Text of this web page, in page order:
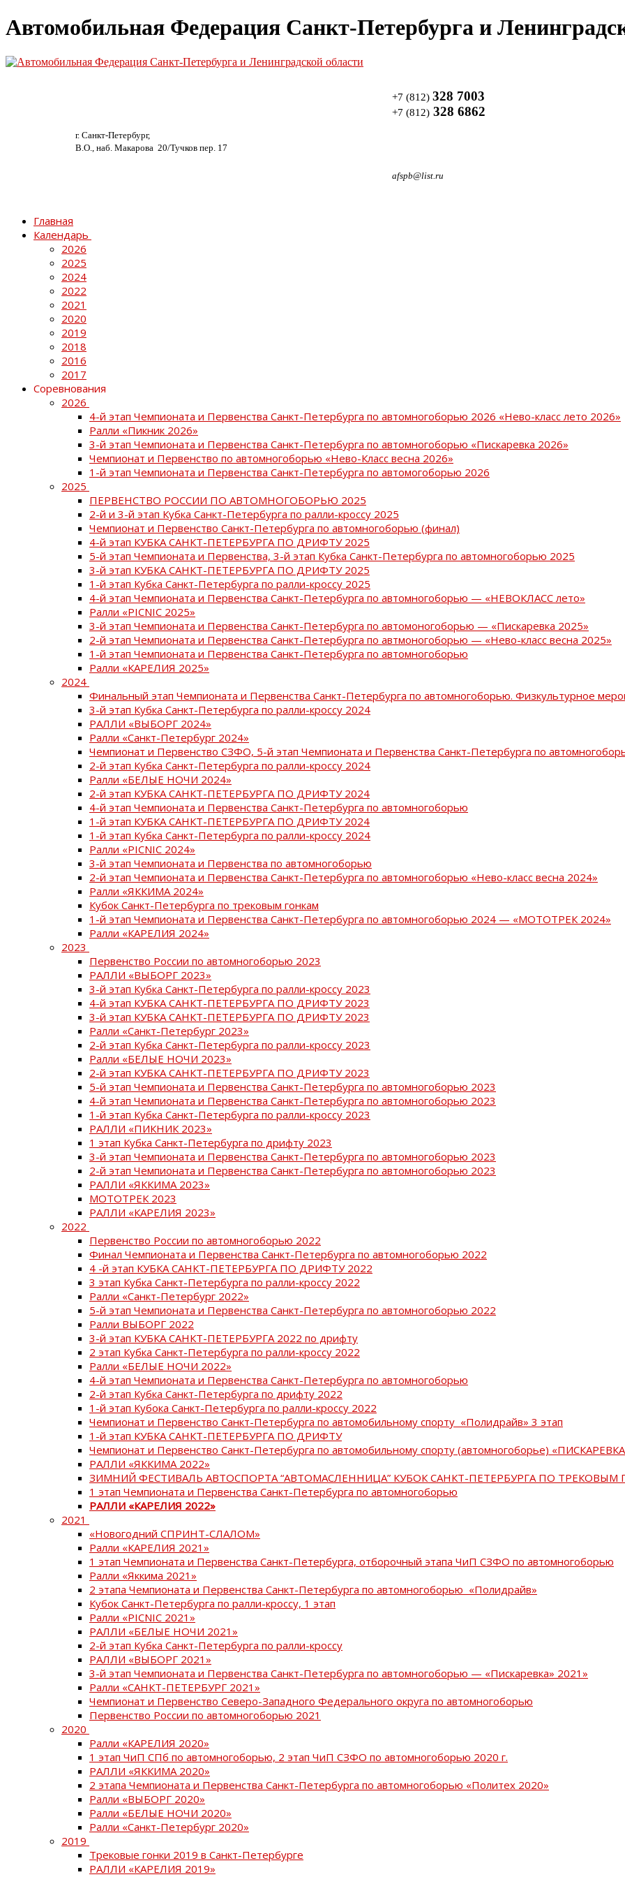
Автомобильная Федерация Санкт-Петербурга и
г. Санкт-Петербург,
В.О., наб. Макарова 20/Тучков пер. 17
+7 (812) 328 7003
+7 (812) 328 6862
afspb@list.ru
Главная
Календарь
2026
2025
2024
2022
2021
2020
2019
2018
2016
2017
Соревнования
2026
4-й этап Чемпионата и Первенства Санкт-Петербурга по автомногоборью 2026 «Нево-класс лето 2026»
Ралли «Пикник 2026»
3-й этап Чемпионата и Первенства Санкт-Петербурга по автомногоборью «Пискаревка 2026»
Чемпионат и Первенство по автомногоборью «Нево-Класс весна 2026»
1-й этап Чемпионата и Первенства Санкт-Петербурга по автомогоборью 2026
2025
ПЕРВЕНСТВО РОССИИ ПО АВТОМНОГОБОРЬЮ 2025
2-й и 3-й этап Кубка Санкт-Петербурга по ралли-кроссу 2025
Чемпионат и Первенство Санкт-Петербурга по автомногоборью (финал)
4-й этап КУБКА САНКТ-ПЕТЕРБУРГА ПО ДРИФТУ 2025
5-й этап Чемпионата и Первенства, 3-й этап Кубка Санкт-Петербурга по автомногоборью 2025
3-й этап КУБКА САНКТ-ПЕТЕРБУРГА ПО ДРИФТУ 2025
1-й этап Кубка Санкт-Петербурга по ралли-кроссу 2025
4-й этап Чемпионата и Первенства Санкт-Петербурга по автомногоборью — «НЕВОКЛАСС лето»
Ралли «PICNIC 2025»
3-й этап Чемпионата и Первенства Санкт-Петербурга по автомоногоборью — «Пискаревка 2025»
2-й этап Чемпионата и Первенства Санкт-Петербурга по автмоногоборью — «Нево-класс весна 2025»
1-й этап Чемпионата и Первенства Санкт-Петербурга по автомногоборью
Ралли «КАРЕЛИЯ 2025»
2024
Финальный этап Чемпионата и Первенства Санкт-Петербурга по автомногоборью. Физкультурное
3-й этап Кубка Санкт-Петербурга по ралли-кроссу 2024
РАЛЛИ «ВЫБОРГ 2024»
Ралли «Санкт-Петербург 2024»
Чемпионат и Первенство СЗФО, 5-й этап Чемпионата и Первенства Санкт-Петербурга по
2-й этап Кубка Санкт-Петербурга по ралли-кроссу 2024
Ралли «БЕЛЫЕ НОЧИ 2024»
2-й этап КУБКА САНКТ-ПЕТЕРБУРГА ПО ДРИФТУ 2024
4-й этап Чемпионата и Первенства Санкт-Петербурга по автомногоборью
1-й этап КУБКА САНКТ-ПЕТЕРБУРГА ПО ДРИФТУ 2024
1-й этап Кубка Санкт-Петербурга по ралли-кроссу 2024
Ралли «PICNIC 2024»
3-й этап Чемпионата и Первенства по автомногоборью
2-й этап Чемпионата и Первенства Санкт-Петербурга по автомногоборью «Нево-класс весна 2024»
Ралли «ЯККИМА 2024»
Кубок Санкт-Петербурга по трековым гонкам
1-й этап Чемпионата и Первенства Санкт-Петербурга по автомногоборью 2024 — «МОТОТРЕК 2024»
Ралли «КАРЕЛИЯ 2024»
2023
Первенство России по автомногоборью 2023
РАЛЛИ «ВЫБОРГ 2023»
3-й этап Кубка Санкт-Петербурга по ралли-кроссу 2023
4-й этап КУБКА САНКТ-ПЕТЕРБУРГА ПО ДРИФТУ 2023
3-й этап КУБКА САНКТ-ПЕТЕРБУРГА ПО ДРИФТУ 2023
Ралли «Санкт-Петербург 2023»
2-й этап Кубка Санкт-Петербурга по ралли-кроссу 2023
Ралли «БЕЛЫЕ НОЧИ 2023»
2-й этап КУБКА САНКТ-ПЕТЕРБУРГА ПО ДРИФТУ 2023
5-й этап Чемпионата и Первенства Санкт-Петербурга по автомногоборью 2023
4-й этап Чемпионата и Первенства Санкт-Петербурга по автомногоборью 2023
1-й этап Кубка Санкт-Петербурга по ралли-кроссу 2023
РАЛЛИ «ПИКНИК 2023»
1 этап Кубка Санкт-Петербурга по дрифту 2023
3-й этап Чемпионата и Первенства Санкт-Петербурга по автомногоборью 2023
2-й этап Чемпионата и Первенства Санкт-Петербурга по автомногоборью 2023
РАЛЛИ «ЯККИМА 2023»
МОТОТРЕК 2023
РАЛЛИ «КАРЕЛИЯ 2023»
2022
Первенство России по автомногоборью 2022
Финал Чемпионата и Первенства Санкт-Петербурга по автомногоборью 2022
4 -й этап КУБКА САНКТ-ПЕТЕРБУРГА ПО ДРИФТУ 2022
3 этап Кубка Санкт-Петербурга по ралли-кроссу 2022
Ралли «Санкт-Петербург 2022»
5-й этап Чемпионата и Первенства Санкт-Петербурга по автомногоборью 2022
Ралли ВЫБОРГ 2022
3-й этап КУБКА САНКТ-ПЕТЕРБУРГА 2022 по дрифту
2 этап Кубка Санкт-Петербурга по ралли-кроссу 2022
Ралли «БЕЛЫЕ НОЧИ 2022»
4-й этап Чемпионата и Первенства Санкт-Петербурга по автомногоборью
2-й этап Кубка Санкт-Петербурга по дрифту 2022
1-й этап Кубока Санкт-Петербурга по ралли-кроссу 2022
Чемпионат и Первенство Санкт-Петербурга по автомобильному спорту «Полидрайв» 3 этап
1-й этап КУБКА САНКТ-ПЕТЕРБУРГА ПО ДРИФТУ
Чемпионат и Первенство Санкт-Петербурга по автомобильному спорту (автомногоборье)
РАЛЛИ «ЯККИМА 2022»
ЗИМНИЙ ФЕСТИВАЛЬ АВТОСПОРТА “АВТОМАСЛЕННИЦА” КУБОК САНКТ-ПЕТЕРБУРГА ПО ТРЕКОВЫМ
1 этап Чемпионата и Первенства Санкт-Петербурга по автомногоборью
РАЛЛИ «КАРЕЛИЯ 2022»
2021
«Новогодний СПРИНТ-СЛАЛОМ»
Ралли «КАРЕЛИЯ 2021»
1 этап Чемпионата и Первенства Санкт-Петербурга, отборочный этапа ЧиП СЗФО по автомногоборью
Ралли «Яккима 2021»
2 этапа Чемпионата и Первенства Санкт-Петербурга по автомногоборью «Полидрайв»
Кубок Санкт-Петербурга по ралли-кроссу, 1 этап
Ралли «PICNIC 2021»
РАЛЛИ «БЕЛЫЕ НОЧИ 2021»
2-й этап Кубка Санкт-Петербурга по ралли-кроссу
РАЛЛИ «ВЫБОРГ 2021»
3-й этап Чемпионата и Первенства Санкт-Петербурга по автомногоборью — «Пискаревка» 2021»
Ралли «САНКТ-ПЕТЕРБУРГ 2021»
Чемпионат и Первенство Северо-Западного Федерального округа по автомногоборью
Первенство России по автомногоборью 2021
2020
Ралли «КАРЕЛИЯ 2020»
1 этап ЧиП СПб по автомногоборью, 2 этап ЧиП СЗФО по автомногоборью 2020 г.
РАЛЛИ «ЯККИМА 2020»
2 этапа Чемпионата и Первенства Санкт-Петербурга по автомногоборью «Политех 2020»
Ралли «ВЫБОРГ 2020»
Ралли «БЕЛЫЕ НОЧИ 2020»
Ралли «Санкт-Петербург 2020»
2019
Трековые гонки 2019 в Санкт-Петербурге
РАЛЛИ «КАРЕЛИЯ 2019»